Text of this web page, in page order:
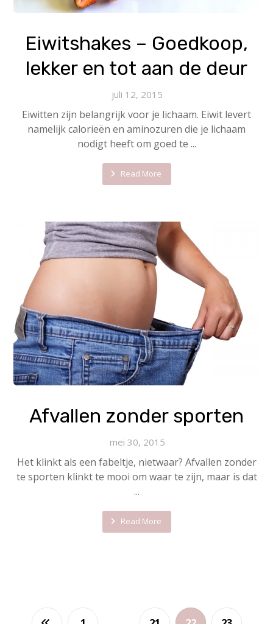
Eiwitshakes – Goedkoop,
lekker en tot aan de deur
juli 12, 2015
Eiwitten zijn belangrijk voor je lichaam. Eiwit levert
namelijk calorieën en aminozuren die je lichaam
nodigt heeft om goed te ...
Read More
Afvallen zonder sporten
mei 30, 2015
Het klinkt als een fabeltje, nietwaar? Afvallen zonder
te sporten klinkt te mooi om waar te zijn, maar is dat
...
Read More